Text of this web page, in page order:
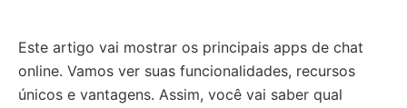
Este artigo vai mostrar os principais apps de chat
online. Vamos ver suas funcionalidades, recursos
únicos e vantagens. Assim, você vai saber qual